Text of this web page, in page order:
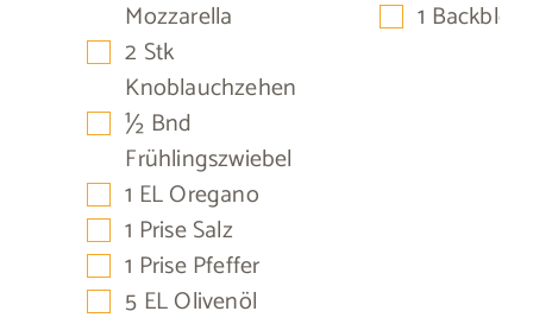
Mozzarella
▢
2 Stk
Knoblauchzehen
▢
½ Bnd
Frühlingszwiebel
▢
1 ELOregano
▢
1 PriseSalz
▢
1 Prise Pfeffer
▢
5 ELOlivenöl
▢
1